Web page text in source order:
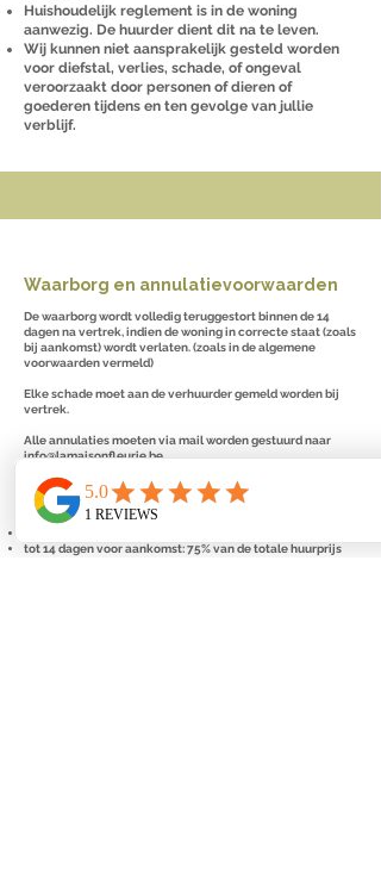
Huishoudelijk reglement is in de woning
aanwezig. De huurder dient dit na te leven.
Wij kunnen niet aansprakelijk gesteld worden
voor diefstal, verlies, schade, of ongeval
veroorzaakt door personen of dieren of
goederen tijdens en ten gevolge van jullie
verblijf.
Waarborg en annulatievoorwaarden
Dewaarborgwordt volledig teruggestort binnen de 14
dagen na vertrek, indien de woning in correcte staat (zoals
bij aankomst) wordt verlaten. (zoals in de algemene
voorwaarden vermeld)
Elke schade moet aan de verhuurder gemeld worden bij
vertrek.
Alle annulatiesmoeten via mail worden gestuurd naar
info@lamaisonfleurie.be
De huurder mag op elk moment het contract opzeggen,
mits betaling van volgende forfaitaire schadevergoeding:
tot 14 dagen voor aankomst: 75% van de totale huurprijs